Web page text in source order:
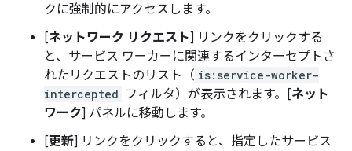
クに強制的にアクセスします。
[ネットワーク リクエスト] リンクをクリックする
と、サービス ワーカーに関連するインターセプトさ
れたリクエストのリスト（ is:service-worker-
intercepted フィルタ）が表示されます。[ネット
ワーク] パネルに移動します。
[更新] リンクをクリックすると、指定したサービス